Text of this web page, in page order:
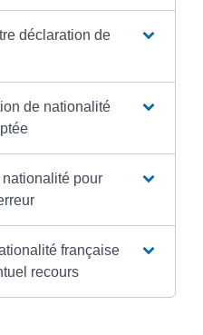
déclaration de
de nationalité
pour
française
recours